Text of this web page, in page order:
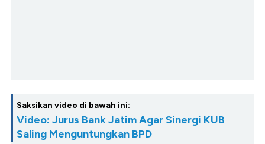
Saksikan video di bawah ini:
Video: Jurus Bank Jatim Agar Sinergi KUB
Saling Menguntungkan BPD